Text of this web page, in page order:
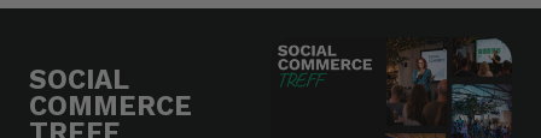
SOCIAL
COMMERCE
TREFF